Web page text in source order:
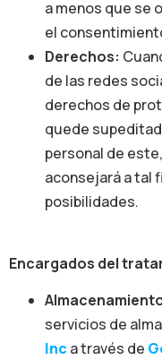
a menos que se
el
Derechos:
de las redes
derechos de
quede
personal de
aconsejará a tal
posibilidades.
Encargados del
servicios de
Inc a través de